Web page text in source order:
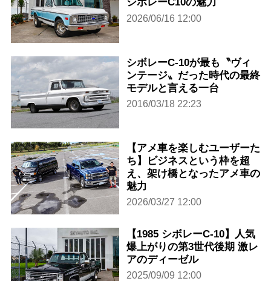
シボレーC10の魅力
2026/06/16 12:00
シボレーC-10が最も〝ヴィ
ンテージ〟だった時代の最終
モデルと言える一台
2016/03/18 22:23
【アメ車を楽しむユーザーた
ち】ビジネスという枠を超
え、架け橋となったアメ車の
魅力
2026/03/27 12:00
【1985 シボレーC-10】人気
爆上がりの第3世代後期 激レ
アのディーゼル
2025/09/09 12:00